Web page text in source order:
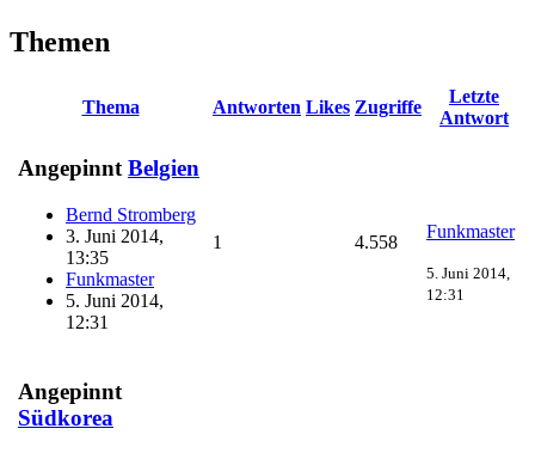
Themen
Thema Antworten Likes Zugriffe
Letzte
Antwort
Angepinnt Belgien
Bernd Stromberg
3. Juni 2014,
13:35
Funkmaster
5. Juni 2014,
12:31
1 4.558
Funkmaster
5. Juni 2014,
12:31
Angepinnt
Südkorea